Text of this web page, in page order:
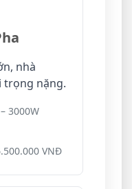
nhà
trọng nặng.
3000W
VNĐ